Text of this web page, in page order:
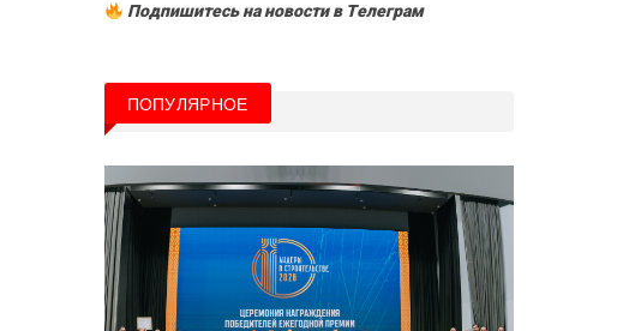
Подпишитесь на новости в Tелеграм
ПОПУЛЯРНОЕ